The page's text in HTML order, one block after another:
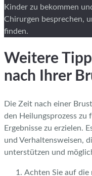
Kinder zu bekommen
Chirurgen besprechen,
finden.
Weitere
nach Ihrer
Die Zeit nach einer
den Heilungsprozess
Ergebnisse zu erzielen.
und Verhaltensweisen,
unterstützen und
Achten Sie auf